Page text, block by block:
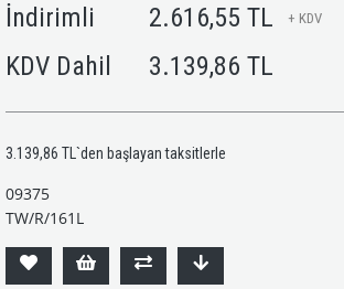
İndirimli
2.616,55 TL + KDV
KDV Dahil 3.139,86 TL
3.139,86 TL `den başlayan taksitlerle
09375
TW/R/161L